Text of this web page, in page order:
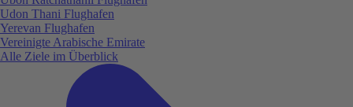
Udon Thani Flughafen
Yerevan Flughafen
Vereinigte Arabische Emirate
Alle Ziele im Überblick